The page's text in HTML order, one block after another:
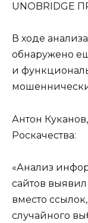
В ходе
обнаружено
и
Антон
Роскачества:
«Анализ
сайтов
вместо
случайного